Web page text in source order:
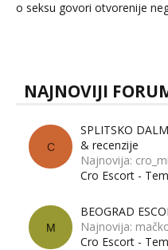
o seksu govori otvorenije
dalje izaziva burne
NAJNOVIJI
C
SPLITSKO
& recenzije
Najnovija:
Cro Escort -
M
BEOGRAD
Najnovija:
Cro Escort -